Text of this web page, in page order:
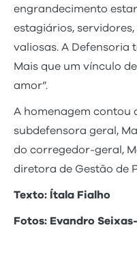
engrandecimento
estagiários,
valiosas. A Defensoria
Mais que um vínculo
amor”.
A homenagem contou
subdefensora geral,
do corregedor-geral,
diretora de Gestão de
Texto: Ítala Fialho
Fotos: Evandro